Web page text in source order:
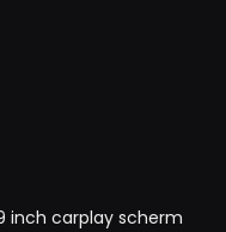
inch carplay scherm